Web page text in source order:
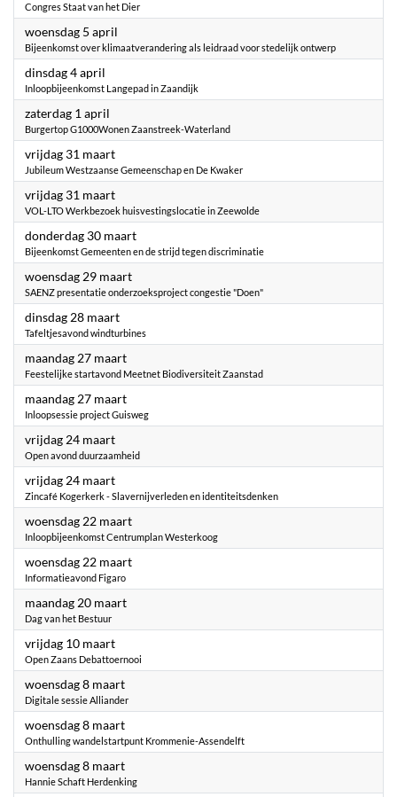
Congres Staat van het Dier
woensdag 5 april
Bijeenkomst over klimaatverandering als leidraad voor stedelijk ontwerp
dinsdag 4 april
Inloopbijeenkomst Langepad in Zaandijk
zaterdag 1 april
Burgertop G1000Wonen Zaanstreek-Waterland
vrijdag 31 maart2023
Jubileum Westzaanse Gemeenschap en De Kwaker
vrijdag 31 maart2023
VOL-LTO Werkbezoek huisvestingslocatie in Zeewolde
donderdag 30 maart2023
Bijeenkomst Gemeenten en de strijd tegen discriminatie
woensdag 29 maart2023
SAENZ presentatie onderzoeksproject congestie "Doen"
dinsdag 28 maart2023
Tafeltjesavond windturbines
maandag 27 maart2023
Feestelijke startavond Meetnet Biodiversiteit Zaanstad
maandag 27 maart2023
Inloopsessie project Guisweg
vrijdag 24 maart2023
Open avond duurzaamheid
vrijdag 24 maart2023
Zincafé Kogerkerk - Slavernijverleden en identiteitsdenken
woensdag 22 maart2023
Inloopbijeenkomst Centrumplan Westerkoog
woensdag 22 maart2023
Informatieavond Figaro
maandag 20 maart2023
Dag van het Bestuur
vrijdag 10 maart2023
Open Zaans Debattoernooi
woensdag 8 maart2023
Digitale sessie Alliander
woensdag 8 maart2023
Onthulling wandelstartpunt Krommenie-Assendelft
woensdag 8 maart2023
Hannie Schaft Herdenking